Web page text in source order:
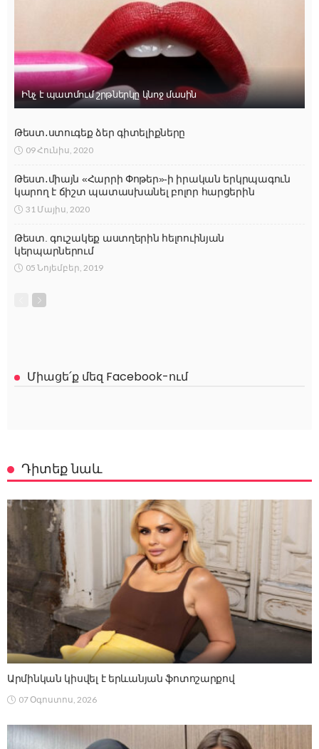
Ինչ է պատմում շրթներկը կնոջ մասին
Թեստ․ստուգեք ձեր գիտելիքները
09 Հունիս, 2020
Թեստ․միայն «Հարրի Փոթեր»-ի իրական երկրպագուն
կարող է ճիշտ պատասխանել բոլոր հարցերին
31 Մայիս, 2020
Թեստ. գուշակեք աստղերին հելոուինյան
կերպարներում
05 Նոյեմբեր, 2019
Միացե՛ք մեզ Facebook-ում
Դիտեք նաև
Արմինկան կիսվել է երևանյան ֆոտոշարքով
07 Օգոստոս, 2026